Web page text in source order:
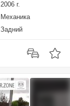
2006 г.
Механика
Задний